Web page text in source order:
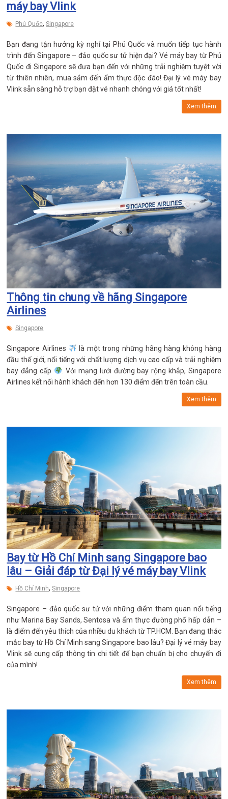
máy bay Vlink
Phú Quốc,Singapore
Bạn đang tận hưởng kỳ nghỉ tại Phú Quốc và muốn tiếp tục hành
trình đến Singapore – đảo quốc sư tử hiện đại? Vé máy bay từ Phú
Quốc đi Singapore sẽ đưa bạn đến với những trải nghiệm tuyệt vời
từ thiên nhiên, mua sắm đến ẩm thực độc đáo! Đại lý vé máy bay
Vlink sẵn sàng hỗ trợ bạn đặt vé nhanh chóng với giá tốt nhất!
Xem thêm
Thông tin chung về hãng Singapore
Airlines
Singapore
Singapore Airlines
là một trong những hãng hàng không hàng
đầu thế giới, nổi tiếng với chất lượng dịch vụ cao cấp và trải nghiệm
bay đẳng cấp
. Với mạng lưới đường bay rộng khắp, Singapore
Airlines kết nối hành khách đến hơn 130 điểm đến trên toàn cầu.
Xem thêm
Bay từ Hồ Chí Minh sang Singapore bao
lâu – Giải đáp từ Đại lý vé máy bay Vlink
Hồ Chí Minh,Singapore
Singapore – đảo quốc sư tử với những điểm tham quan nổi tiếng
như Marina Bay Sands, Sentosa và ẩm thực đường phố hấp dẫn –
là điểm đến yêu thích của nhiều du khách từ TP.HCM. Bạn đang thắc
mắc bay từ Hồ Chí Minh sang Singapore bao lâu? Đại lý vé máy bay
Vlink sẽ cung cấp thông tin chi tiết để bạn chuẩn bị cho chuyến đi
của mình!
Xem thêm